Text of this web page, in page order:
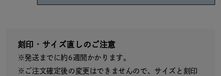
08
送
¥13,200 (tax
in)
刻印・サイズ直しのご注意
※発送までに約6週間かかります。
※ご注文確定後の変更はできませんので、サイズと刻印